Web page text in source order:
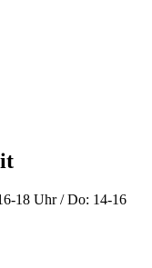
18 Uhr / Do: 14-16